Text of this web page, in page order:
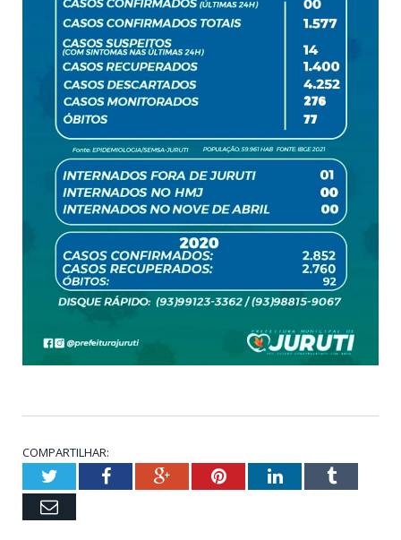
COMPARTILHAR:
TwitterFacebookGoogle+PinterestLinkedInTumblr
Email